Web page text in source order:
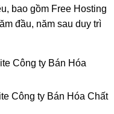
bao gồm Free Hosting
đầu, năm sau duy trì
Công ty Bán Hóa
Công ty Bán Hóa Chất